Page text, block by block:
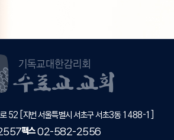
로 52 [지번 서울특별시 서초구 서초3동 1488-1]
팩스02-582-2556